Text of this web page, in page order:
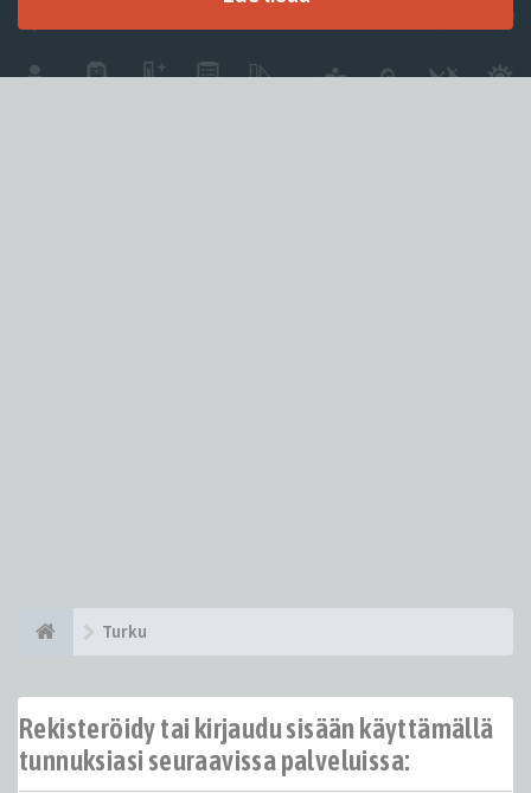
Turku
Rekisteröidy tai kirjaudu sisään käyttämällä
tunnuksiasi seuraavissa palveluissa: